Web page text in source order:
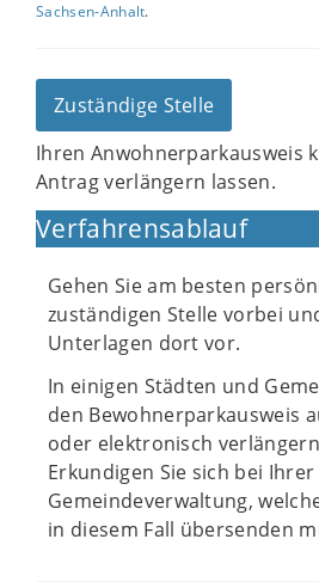
Sachsen-Anhalt.
Zuständige Stelle
Ihren Anwohnerparkausweis
Antrag verlängern lassen.
Verfahrensablauf
Gehen Sie am besten
zuständigen Stelle vorbei
Unterlagen dort vor.
In einigen Städten und
den Bewohnerparkausweis
oder elektronisch
Erkundigen Sie sich bei
Gemeindeverwaltung,
in diesem Fall übersenden